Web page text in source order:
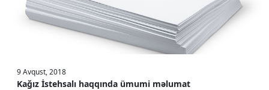
9 Avqust, 2018
Kağız İstehsalı haqqında ümumi məlumat